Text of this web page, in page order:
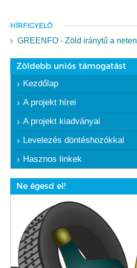
HÍRFIGYELŐ
GREENFO - Zöld iránytű a neten
Zöldebb uniós támogatást
Kezdőlap
A projekt hírei
A projekt kiadványai
Levelezés döntéshozókkal
Hasznos linkek
Ne égesd el!